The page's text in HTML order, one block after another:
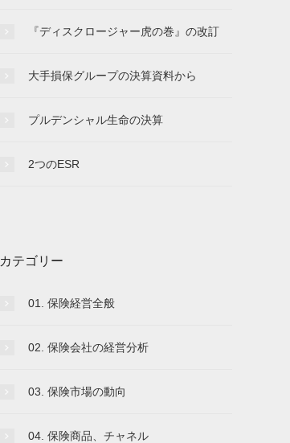
『ディスクロージャー虎の巻』の改訂
大手損保グループの決算資料から
プルデンシャル生命の決算
2つのESR
カテゴリー
01. 保険経営全般
02. 保険会社の経営分析
03. 保険市場の動向
04. 保険商品、チャネル